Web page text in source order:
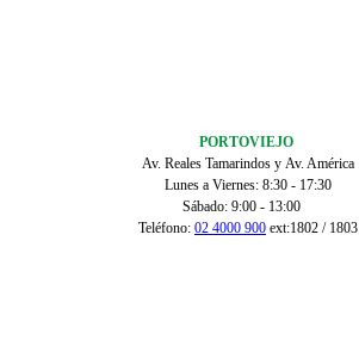
PORTOVIEJO
Av. Reales Tamarindos y Av. América
Lunes a Viernes: 8:30 - 17:30
Sábado: 9:00 - 13:00
Teléfono: 02 4000 900 ext:1802 / 1803